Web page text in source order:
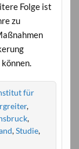
Folge ist
zu
für
,
,
,Studie,